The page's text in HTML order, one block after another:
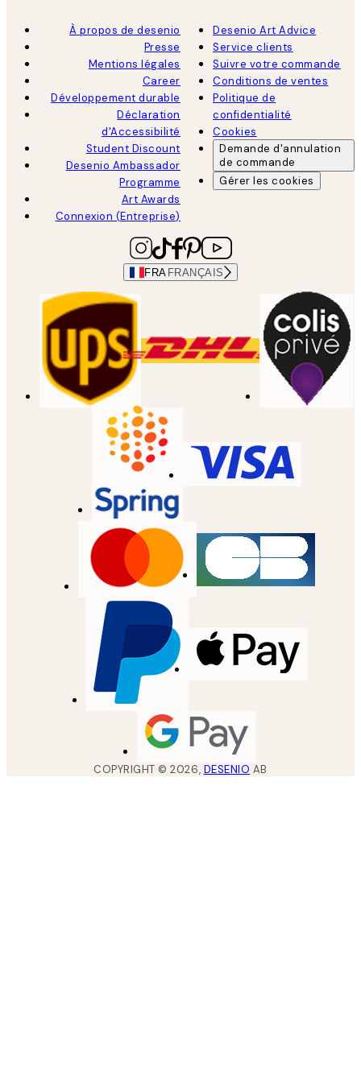
À propos de desenio
Presse
Mentions légales
Career
Développement durable
Déclaration
d'Accessibilité
Student Discount
Desenio Ambassador
Programme
Art Awards
Connexion (Entreprise)
Desenio Art Advice
Service clients
Suivre votre commande
Conditions de ventes
Politique de
confidentialité
Cookies
Demande d'annulation
de commande
Gérer les cookies
FRA FRANÇAIS
COPYRIGHT ©2026, DESENIO AB